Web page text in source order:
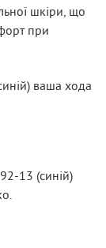
шкіри, що
при
ваша хода
13 (синій)